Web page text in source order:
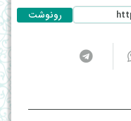
رونوشت